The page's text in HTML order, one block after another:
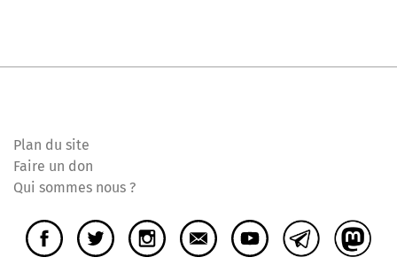
Plan du site
Faire un don
Qui sommes nous ?